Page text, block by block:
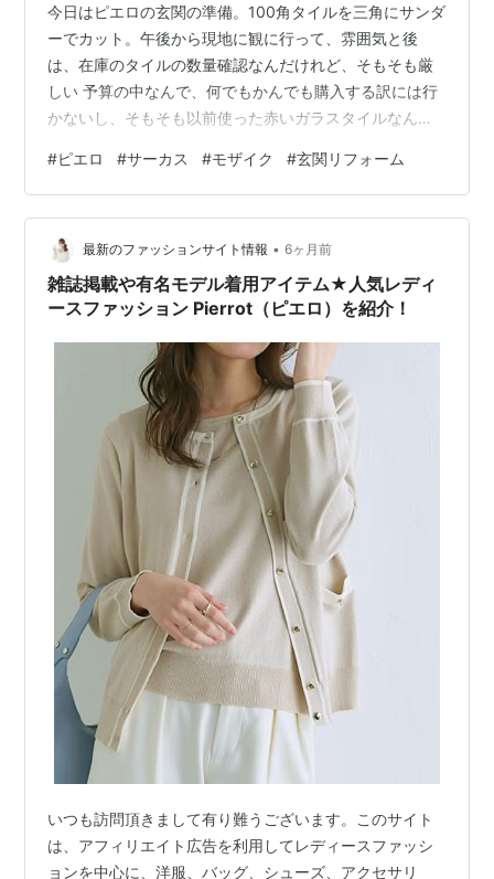
今日はピエロの玄関の準備。100角タイルを三角にサンダ
ーでカット。午後から現地に観に行って、雰囲気と後
は、在庫のタイルの数量確認なんだけれど、そもそも厳
しい 予算の中なんで、何でもかんでも購入する訳には行
かないし、そもそも以前使った赤いガラスタイルなん
ないと。 何しろデザインを考える時に、好き放題って感
じにやりたい事を書く・・・なんて事は出来ないから、
仕方無いからこれだけは買うとして・・・後は在庫のこ
れでカバー・・ なんて事になるから、なるべく最低限買
うって事にすると・・・こんな事は出来ないなになる。
だから、普通なら三角の残りは残材なんて事にな…
#ピエロ #サーカス #モザイク #玄関リフォーム
最新のファッションサイト情報 • 6ヶ月前
雑誌掲載や有名モデル着用アイテム★人気レディ
ースファッション Pierrot（ピエロ）を紹介！
いつも訪問頂きまして有り難うございます。このサイト
は、アフィリエイト広告を利用してレディースファッシ
ョンを中心に、洋服、バッグ、シューズ、アクセサリ